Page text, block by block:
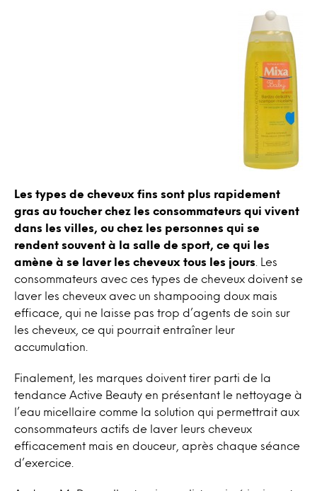
Les types de cheveux fins sont plus rapidement
gras au toucher chez les consommateurs qui vivent
dans les villes, ou chez les personnes qui se
rendent souvent à la salle de sport, ce qui les
amène à se laver les cheveux tous les jours . Les
consommateurs avec ces types de cheveux doivent se
laver les cheveux avec un shampooing doux mais
efficace, qui ne laisse pas trop d’agents de soin sur
les cheveux, ce qui pourrait entraîner leur
accumulation.
Finalement, les marques doivent tirer parti de la
tendance Active Beauty en présentant le nettoyage à
l’eau micellaire comme la solution qui permettrait aux
consommateurs actifs de laver leurs cheveux
efficacement mais en douceur, après chaque séance
d’exercice.